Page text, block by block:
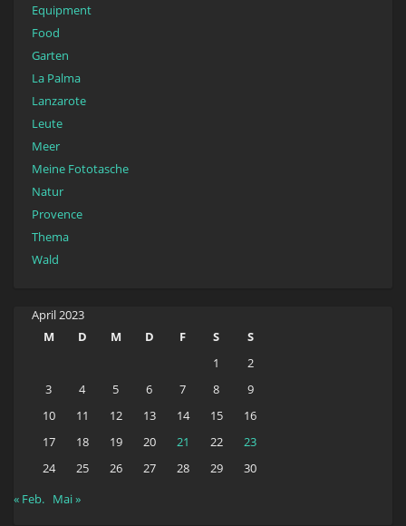
Equipment
Food
Garten
La Palma
Lanzarote
Leute
Meer
Meine Fototasche
Natur
Provence
Thema
Wald
April 2023
M
D M D F S
S
1
2
3
4 5 6 7 8
9
10
11 12 13 14 15
16
17
18 19 20 21 22
23
24
25 26 27 28 29
30
« Feb. Mai »